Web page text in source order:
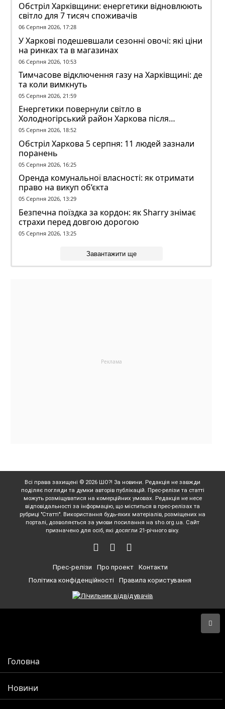
Обстріл Харківщини: енергетики відновлюють
світло для 7 тисяч споживачів
06 Серпня 2026, 17:28
У Харкові подешевшали сезонні овочі: які ціни
на ринках та в магазинах
06 Серпня 2026, 10:53
Тимчасове відключення газу на Харківщині: де
та коли вимкнуть
05 Серпня 2026, 21:59
Енергетики повернули світло в
Холодногірський район Харкова після
ворожого обстрілу
05 Серпня 2026, 18:52
Обстріл Харкова 5 серпня: 11 людей зазнали
поранень
05 Серпня 2026, 16:25
Оренда комунальної власності: як отримати
право на викуп об’єкта
05 Серпня 2026, 13:29
Безпечна поїздка за кордон: як Sharry знімає
страхи перед довгою дорогою
05 Серпня 2026, 13:25
Завантажити ще
Всі права захищені © 2026 ШО?! За новини. Редакція не завжди
поділяє погляди та думки авторів публікацій. Прес-релізи та статті
можуть розміщуватися на комерційних умовах. Редакція не несе
відповідальності за інформацію, що міститься в прес-релізах та
рубриці "Статті". Використання будь-яких матеріалів, розміщених на
порталі, дозволяється за умови посилання на sho.org.ua. Сайт
призначено для осіб, які досягли 21-річного віку.
Прес-релізи Про проект
Контакти
Політика конфіденційності
Правила користування
Головна
Новини